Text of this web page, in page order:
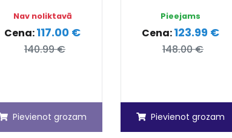
Nav noliktavā
Cena:117.00 €
140.99 €
Pievienot grozam
Pieejams
Cena:123.99 €
148.00 €
Pievienot grozam